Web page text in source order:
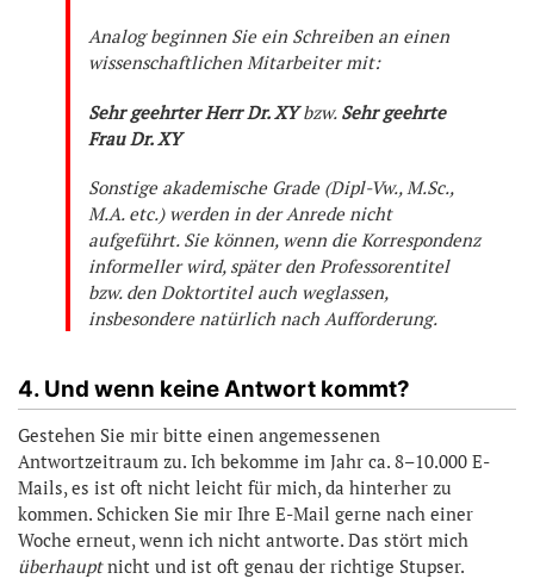
Analog beginnen Sie ein Schreiben an einen
wissenschaftlichen Mitarbeiter mit:
Sehr geehrter Herr Dr. XYbzw. Sehr geehrte
Frau Dr. XY
Sonstige akademische Grade (Dipl-Vw., M.Sc.,
M.A. etc.) werden in der Anrede nicht
aufgeführt. Sie können, wenn die Korrespondenz
informeller wird, später den Professorentitel
bzw. den Doktortitel auch weglassen,
insbesondere natürlich nach Aufforderung.
4. Und wenn keine Antwort kommt?
Gestehen Sie mir bitte einen angemessenen
Antwortzeitraum zu. Ich bekomme im Jahr ca. 8–10.000 E-
Mails, es ist oft nicht leicht für mich, da hinterher zu
kommen. Schicken Sie mir Ihre E-Mail gerne nach einer
Woche erneut, wenn ich nicht antworte. Das stört mich
überhauptnicht und ist oft genau der richtige Stupser.